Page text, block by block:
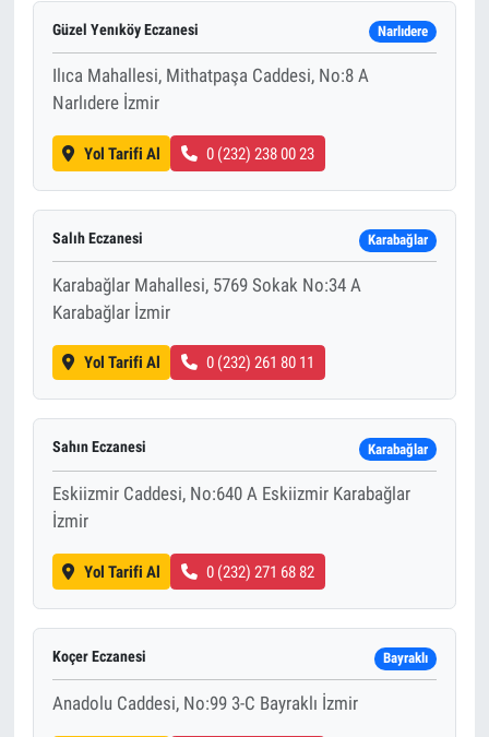
Güzel Yenıköy Eczanesi Narlıdere
Ilıca Mahallesi, Mithatpaşa Caddesi, No:8 A
Narlıdere İzmir
Yol Tarifi Al 0 (232) 238 00 23
Salıh Eczanesi Karabağlar
Karabağlar Mahallesi, 5769 Sokak No:34 A
Karabağlar İzmir
Yol Tarifi Al 0 (232) 261 80 11
Sahın Eczanesi Karabağlar
Eskiizmir Caddesi, No:640 A Eskiizmir Karabağlar
İzmir
Yol Tarifi Al 0 (232) 271 68 82
Koçer Eczanesi Bayraklı
Anadolu Caddesi, No:99 3-C Bayraklı İzmir